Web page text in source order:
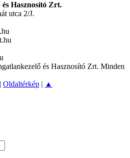
Hasznosító Zrt.
utca 2/J.
és Hasznosító Zrt. Minden
| Oldaltérkép | ▲